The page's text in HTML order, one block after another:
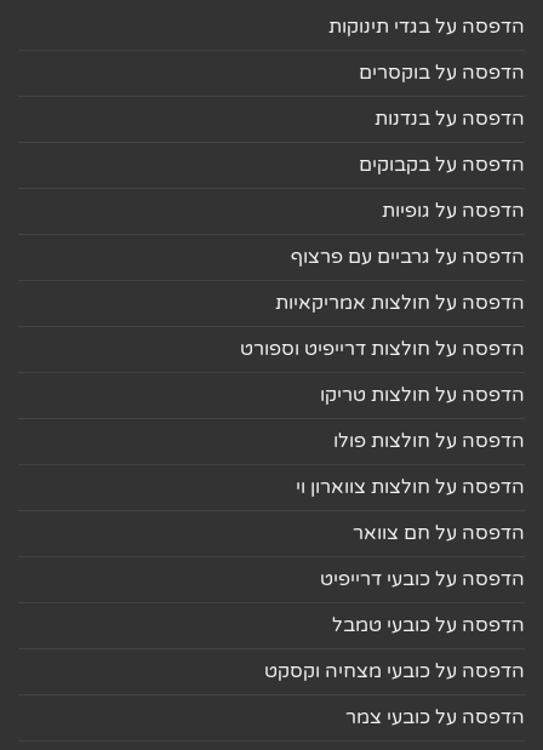
הדפסה על בגדי תינוקות
הדפסה על בוקסרים
הדפסה על בנדנות
הדפסה על בקבוקים
הדפסה על גופיות
הדפסה על גרביים עם פרצוף
הדפסה על חולצות אמריקאיות
הדפסה על חולצות דרייפיט וספורט
הדפסה על חולצות טריקו
הדפסה על חולצות פולו
הדפסה על חולצות צווארון וי
הדפסה על חם צוואר
הדפסה על כובעי דרייפיט
הדפסה על כובעי טמבל
הדפסה על כובעי מצחיה וקסקט
הדפסה על כובעי צמר